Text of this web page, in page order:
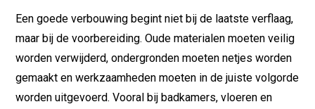
Een goede verbouwing begint niet bij de laatste verflaag,
maar bij de voorbereiding. Oude materialen moeten veilig
worden verwijderd, ondergronden moeten netjes worden
gemaakt en werkzaamheden moeten in de juiste volgorde
worden uitgevoerd. Vooral bij badkamers, vloeren en